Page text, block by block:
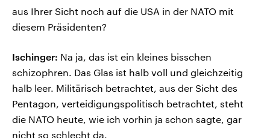
aus Ihrer Sicht noch auf die USA in der NATO mit
diesem Präsidenten?
Ischinger: Na ja, das ist ein kleines bisschen
schizophren. Das Glas ist halb voll und gleichzeitig
halb leer. Militärisch betrachtet, aus der Sicht des
Pentagon, verteidigungspolitisch betrachtet, steht
die NATO heute, wie ich vorhin ja schon sagte, gar
nicht so schlecht da.